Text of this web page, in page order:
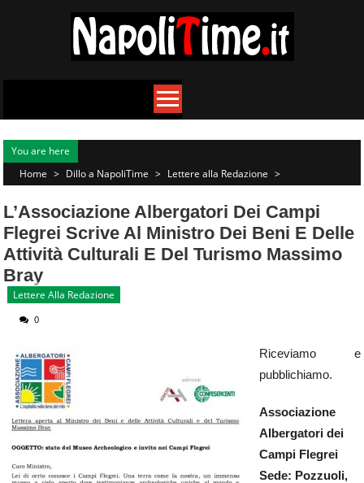
You are here
Home > Dillo a NapoliTime > Lettere alla Redazione >
L’Associazione Albergatori Dei Campi
Flegrei Scrive Al Ministro Dei Beni E Delle
Attività Culturali E Del Turismo Massimo
Bray
Lettere Alla Redazione
0
Riceviamo e
pubblichiamo.
Associazione
Albergatori dei
Campi Flegrei
Sede: Pozzuoli,